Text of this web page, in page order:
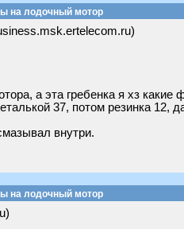
на лодочный мотор
а эта гребенка я хз какие
37, потом резинка 12,
внутри.
на лодочный мотор